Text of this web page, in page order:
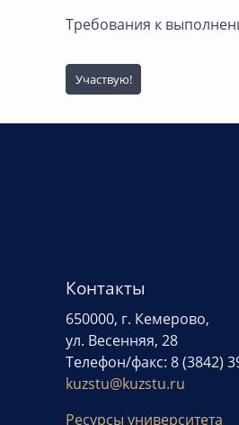
Требования к
Участвую!
Контакты
650000, г. Кемерово,
ул. Весенняя, 28
Телефон/факс: 8 (3842)
kuzstu@kuzstu.ru
Ресурсы университета